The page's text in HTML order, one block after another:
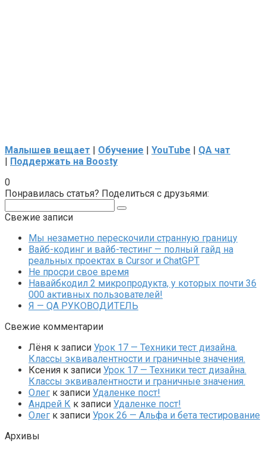
Малышев вещает | Обучение | YouTube | QA чат
| Поддержать на Boosty
0
Понравилась статья? Поделиться с друзьями:
Свежие записи
Мы незаметно перескочили странную границу
Вайб-кодинг и вайб-тестинг — полный гайд на
реальных проектах в Cursor и ChatGPT
Не просри свое время
Навайбкодил 2 микропродукта, у которых почти 36
000 активных пользователей!
Я — QA РУКОВОДИТЕЛЬ
Свежие комментарии
Лёня к записи Урок 17 — Техники тест дизайна.
Классы эквивалентности и граничные значения.
Ксения к записи Урок 17 — Техники тест дизайна.
Классы эквивалентности и граничные значения.
Олег к записи Удаленке пост!
Андрей К к записи Удаленке пост!
Олег к записи Урок 26 — Альфа и бета тестирование
Архивы